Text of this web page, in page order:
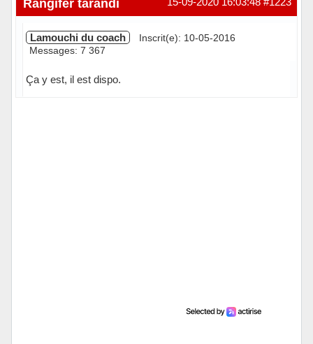
Lamouchi du coach
Inscrit(e): 10-05-2016
Messages: 7 367
Ça y est, il est dispo.